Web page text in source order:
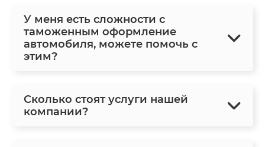
У меня есть сложности с
таможенным оформление
автомобиля, можете помочь с
этим?
Сколько стоят услуги нашей
компании?